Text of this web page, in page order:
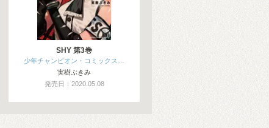
SHY 第3巻
少年チャンピオン・コミックス…
実樹ぶきみ
発売日：2020.05.08